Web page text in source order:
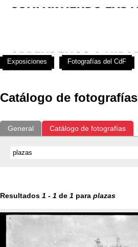
Catálogo de fotografías
General Catálogo de fotografías
Resultados 1 - 1 de 1 para plazas
Exposiciones Fotografías del CdF